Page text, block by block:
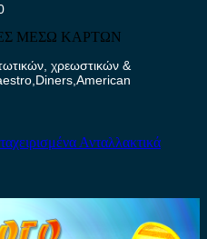
ΜΕΣΩ ΚΑΡΤΩΝ
χρεωστικών &
Ανταλλακτικά